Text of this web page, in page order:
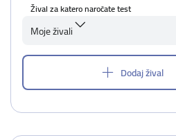
Žival za katero naročate test
Moje živali
Dodaj žival